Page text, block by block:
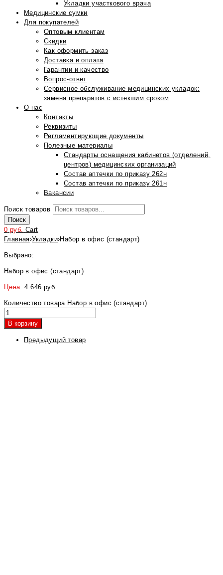
Укладки участкового врача
Медицинские сумки
Для покупателей
Оптовым клиентам
Скидки
Как оформить заказ
Доставка и оплата
Гарантии и качество
Вопрос-ответ
Сервисное обслуживание медицинских укладок:
замена препаратов с истекшим сроком
О нас
Контакты
Реквизиты
Регламентирующие документы
Полезные материалы
Стандарты оснащения кабинетов (отделений,
центров) медицинских организаций
Состав аптечки по приказу 262н
Состав аптечки по приказу 261н
Вакансии
Поиск товаров
Поиск
0 руб. Cart
Главная›Укладки›Набор в офис (стандарт)
Выбрано:
Набор в офис (стандарт)
Цена:4 646 руб.
Количество товара Набор в офис (стандарт)
В корзину
Предыдущий товар